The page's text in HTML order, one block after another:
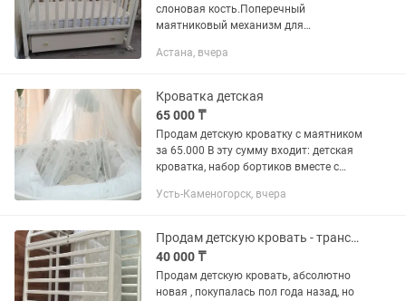
слоновая кость.Поперечный
маятниковый механизм для
закрытый, подкроватный ящик на
Держатель для...
Астана, вчера
Кроватка детская
65 000 ₸
Продам детскую кроватку с маятником
за 65.000 В эту сумму входит: детская
кроватка, набор бортиков вместе с
электрических молокоотсоса, матрасик
Усть-Каменогорск, вчера
Продам детскую кровать - трансформер
40 000 ₸
Продам детскую кровать, абсолютно
новая , покупалась пол года назад, но